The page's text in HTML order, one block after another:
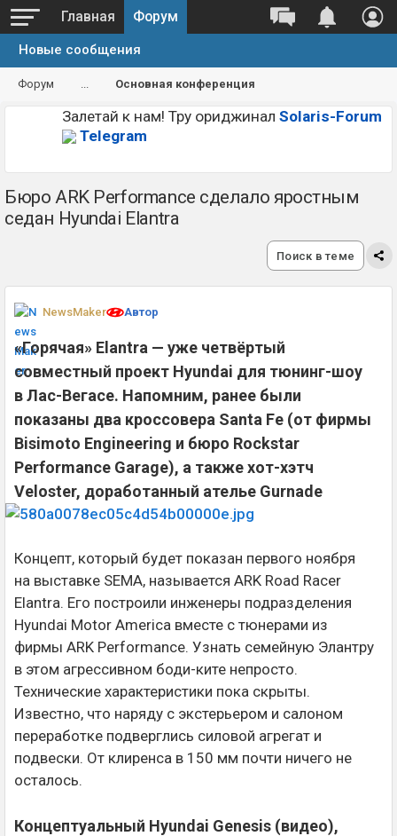
Главная Форум
Новые сообщения
Форум ... Основная конференция
Залетай к нам! Тру ориджинал Solaris-Forum
Telegram
Бюро ARK Performance сделало яростным
седан Hyundai Elantra
Поиск в теме
NewsMaker Автор
«Горячая» Elantra — уже четвёртый
совместный проект Hyundai для тюнинг-шоу
в Лас-Вегасе. Напомним, ранее были
показаны два кроссовера Santa Fe (от фирмы
Bisimoto Engineering и бюро Rockstar
Performance Garage), а также хот-хэтч
Veloster, доработанный ателье Gurnade
Концепт, который будет показан первого ноября
на выставке SEMA, называется ARK Road Racer
Elantra. Его построили инженеры подразделения
Hyundai Motor America вместе с тюнерами из
фирмы ARK Performance. Узнать семейную Элантру
в этом агрессивном боди-ките непросто.
Технические характеристики пока скрыты.
Известно, что наряду с экстерьером и салоном
переработке подверглись силовой агрегат и
подвески. От клиренса в 150 мм почти ничего не
осталось.
Концептуальный Hyundai Genesis (видео),